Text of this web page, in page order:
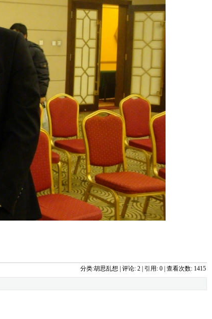
分类:胡思乱想 评论: 2 | 引用: 0 | 查看次数: 1415